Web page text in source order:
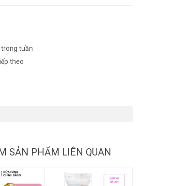
trong tuần
theo
SẢN PHẨM LIÊN QUAN